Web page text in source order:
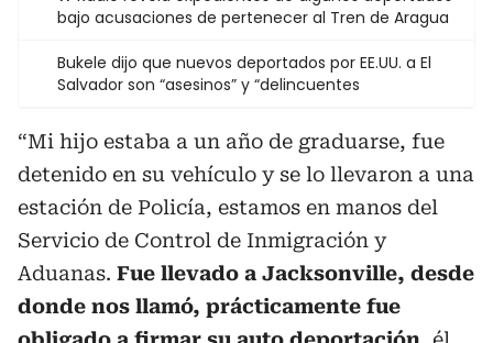
bajo acusaciones de pertenecer al Tren de Aragua
Bukele dijo que nuevos deportados por EE.UU. a El
Salvador son “asesinos” y “delincuentes
“Mi hijo estaba a un año de graduarse, fue
detenido en su vehículo y se lo llevaron a una
estación de Policía, estamos en manos del
Servicio de Control de Inmigración y
Aduanas. Fue llevado a Jacksonville, desde
donde nos llamó, prácticamente fue